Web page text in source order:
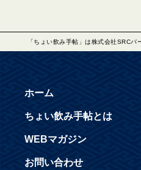
「ちょい飲み手帖」は株式会社SRCパ
ホーム
ちょい飲み手帖とは
WEBマガジン
お問い合わせ